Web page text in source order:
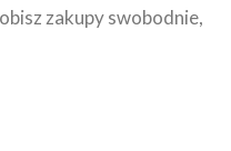
zakupy swobodnie,